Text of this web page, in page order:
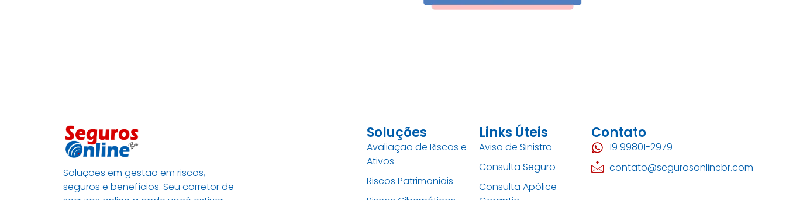
Soluções em gestão em riscos,
seguros e benefícios. Seu corretor de
Soluções
Avaliação de Riscos e
Ativos
Riscos Patrimoniais
Links Úteis
Aviso de Sinistro
Consulta Seguro
Consulta Apólice
Contato
19 99801-2979
contato@segurosonlinebr.com